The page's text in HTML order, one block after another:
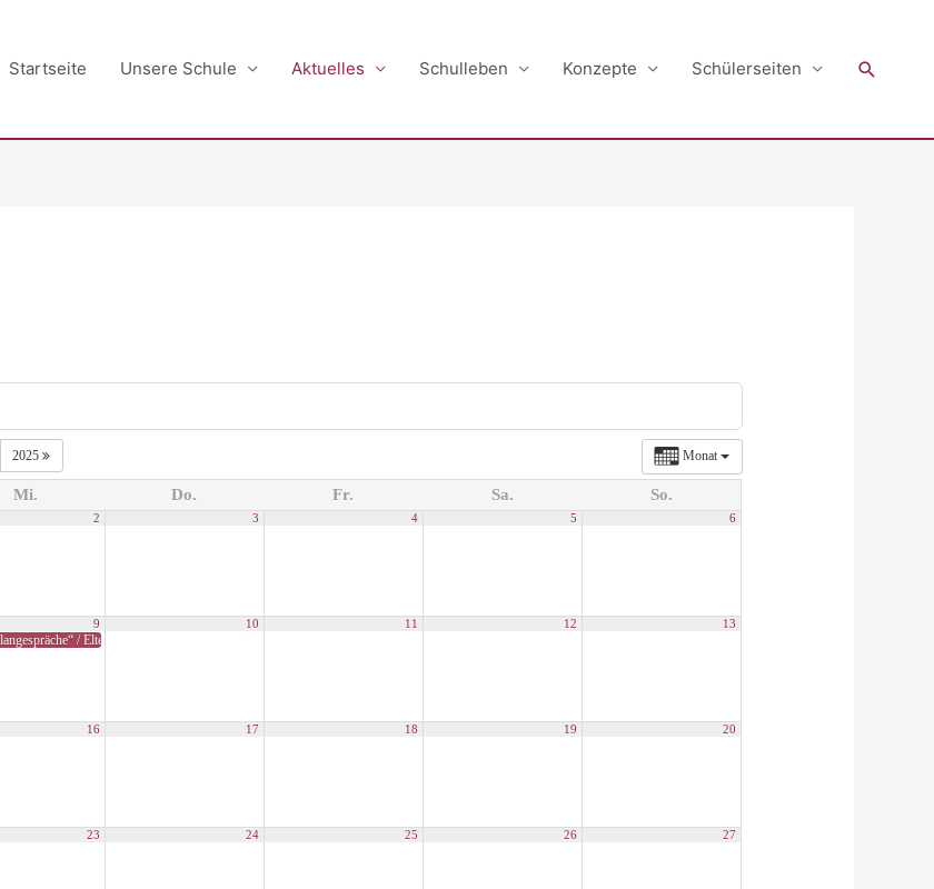
Startseite Unsere Schule Aktuelles Schulleben Konzepte Schülerseiten Suchen
Monat
2025
Mi. Do. Fr. Sa. So.
2 3 4 5 6
9
/ Elternsprechtag
10 11 12 13
16 17 18 19 20
23 24 25 26 27